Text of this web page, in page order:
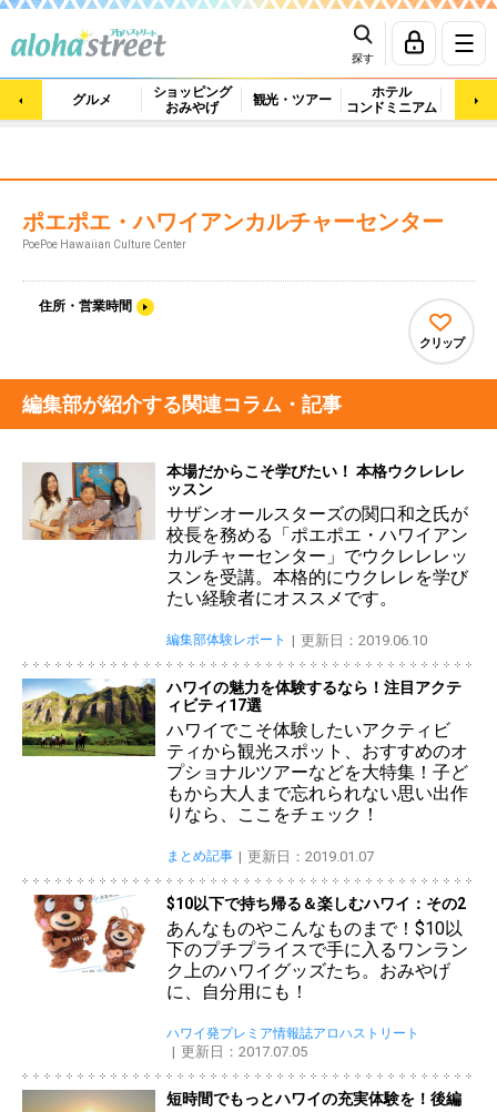
探す
グルメ
ショッピング
おみやげ
観光・ツアー
ホテル
コンドミニアム
マッ
ポエポエ・ハワイアンカルチャーセンター
PoePoe Hawaiian Culture Center
住所・営業時間
クリップ
編集部が紹介する関連コラム・記事
本場だからこそ学びたい！ 本格ウクレレレ
ッスン
サザンオールスターズの関口和之氏が
校長を務める「ポエポエ・ハワイアン
カルチャーセンター」でウクレレレッ
スンを受講。本格的にウクレレを学び
たい経験者にオススメです。
編集部体験レポート 更新日：2019.06.10
ハワイの魅力を体験するなら！注目アクテ
ィビティ17選
ハワイでこそ体験したいアクティビ
ティから観光スポット、おすすめのオ
プショナルツアーなどを大特集！子ど
もから大人まで忘れられない思い出作
りなら、ここをチェック！
まとめ記事 更新日：2019.01.07
$10以下で持ち帰る＆楽しむハワイ：その2
あんなものやこんなものまで！$10以
下のプチプライスで手に入るワンラン
ク上のハワイグッズたち。おみやげ
に、自分用にも！
ハワイ発プレミア情報誌アロハストリート
更新日：2017.07.05
短時間でもっとハワイの充実体験を！後編